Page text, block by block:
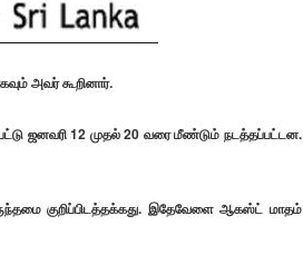
அவர் கூறினார்.
ஜனவரி 12 முதல் 20 வரை மீண்டும் நடத்தப்பட்டன.
குறிப்பிடத்தக்கது. இதேவேளை ஆகஸ்ட் மாதம்